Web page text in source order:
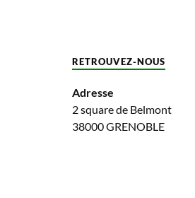
RETROUVEZ-NOUS
Adresse
2 square de Belmont
38000 GRENOBLE